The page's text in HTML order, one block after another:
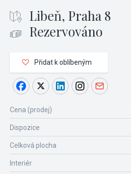
Libeň, Praha 8
Rezervováno
Přidat k oblíbeným
Cena (prodej)
Dispozice
Celková plocha
Interiér